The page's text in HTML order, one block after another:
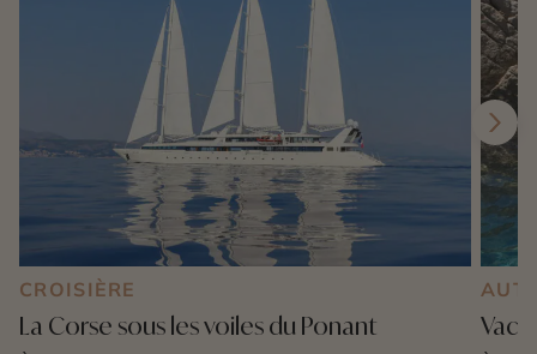
CROISIÈRE
La Corse sous les voiles du Ponant